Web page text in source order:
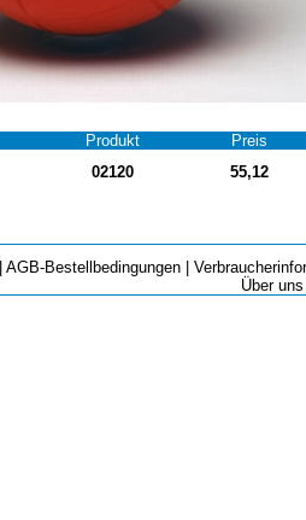
Produkt
Preis
02120
55,12
| AGB-Bestellbedingungen |
Über